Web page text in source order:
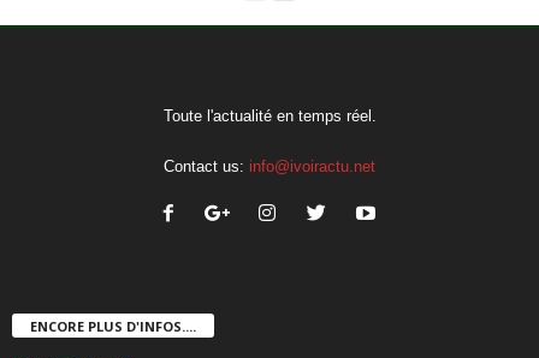
Toute l'actualité en temps réel.
Contact us: info@ivoiractu.net
ENCORE PLUS D'INFOS....